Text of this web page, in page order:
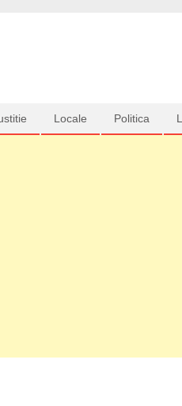
Locale Politica